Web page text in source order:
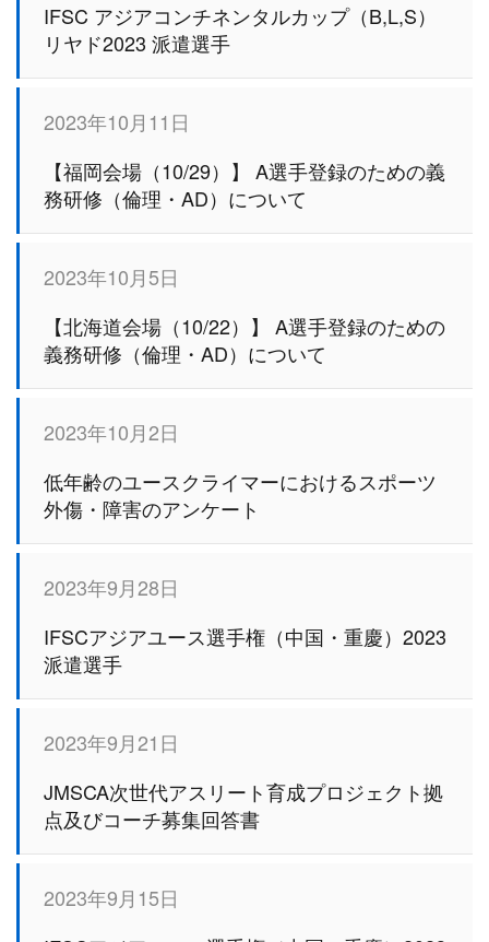
IFSC アジアコンチネンタルカップ（B,L,S）
リヤド2023 派遣選手
2023年10月11日
【福岡会場（10/29）】 A選手登録のための義
務研修（倫理・AD）について
2023年10月5日
【北海道会場（10/22）】 A選手登録のための
義務研修（倫理・AD）について
2023年10月2日
低年齢のユースクライマーにおけるスポーツ
外傷・障害のアンケート
2023年9月28日
IFSCアジアユース選手権（中国・重慶）2023
派遣選手
2023年9月21日
JMSCA次世代アスリート育成プロジェクト拠
点及びコーチ募集回答書
2023年9月15日